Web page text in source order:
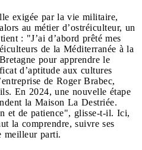
exigée par la vie militaire,
au métier d’ostréiculteur, un
: "J’ai d’abord prêté mes
de la Méditerranée à la
pour apprendre le
d’aptitude aux cultures
de Roger Brabec,
En 2024, une nouvelle étape
la Maison La Destriée.
et de patience", glisse-t-il. Ici,
la comprendre, suivre ses
meilleur parti.